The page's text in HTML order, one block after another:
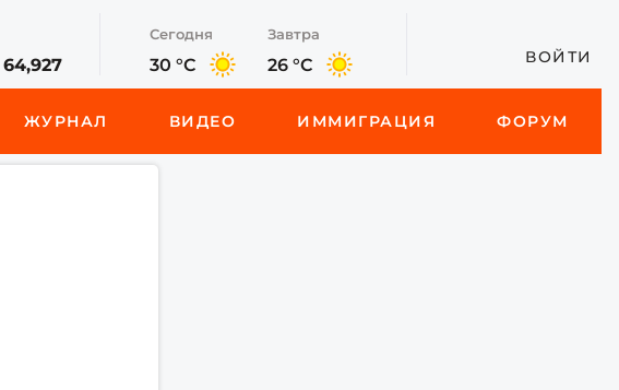
64,927
Сегодня
30 °C
Завтра
26 °C ВОЙТИ
ЖУРНАЛ ВИДЕО ИММИГРАЦИЯ ФОРУМ